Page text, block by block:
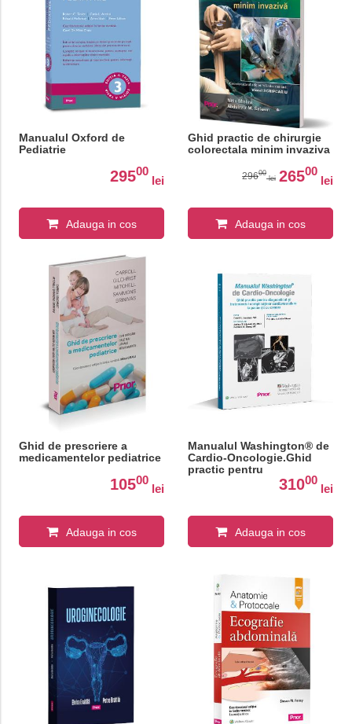
Manualul Oxford de
Pediatrie
29500
lei
Adauga in cos
Ghid practic de chirurgie
colorectala minim invaziva
29600
lei 26500
lei
Adauga in cos
Ghid de prescriere a
medicamentelor pediatrice
10500
lei
Adauga in cos
Manualul Washington® de
Cardio-Oncologie.Ghid
practic pentru
diagnosticul si tratamentul
pacientii cu cancer
31000
lei
Adauga in cos